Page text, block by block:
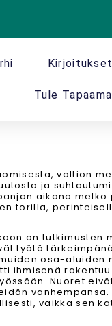
Tule
valtion
ja
aikana melko
torilla,
on tutkimusten
työtä
osa-aluiden
ihmisenä
Nuoret
vanhempansa.
vaikka sen